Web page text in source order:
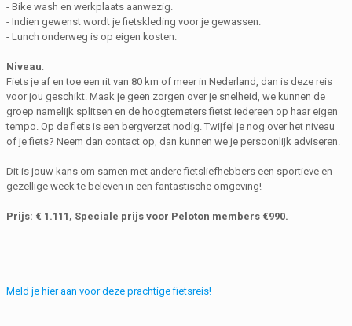
- Bike wash en werkplaats aanwezig.
- Indien gewenst wordt je fietskleding voor je gewassen.
- Lunch onderweg is op eigen kosten.
Niveau:
Fiets je af en toe een rit van 80 km of meer in Nederland, dan is deze reis
voor jou geschikt. Maak je geen zorgen over je snelheid, we kunnen de
groep namelijk splitsen en de hoogtemeters fietst iedereen op haar eigen
tempo. Op de fiets is een bergverzet nodig. Twijfel je nog over het niveau
of je fiets? Neem dan contact op, dan kunnen we je persoonlijk adviseren.
Dit is jouw kans om samen met andere fietsliefhebbers een sportieve en
gezellige week te beleven in een fantastische omgeving!
Prijs: € 1.111, Speciale prijs voor Peloton members €990.
Meld je hier aan voor deze prachtige fietsreis!